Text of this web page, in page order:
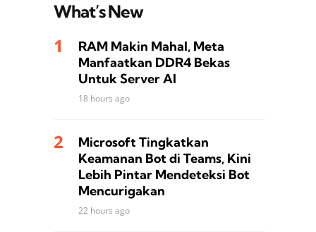
What’s New
RAM Makin Mahal, Meta
Manfaatkan DDR4 Bekas
Untuk Server AI
18 hours ago
Microsoft Tingkatkan
Keamanan Bot di Teams, Kini
Lebih Pintar Mendeteksi Bot
Mencurigakan
22 hours ago